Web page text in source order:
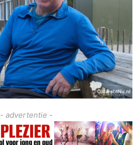
- advertentie -